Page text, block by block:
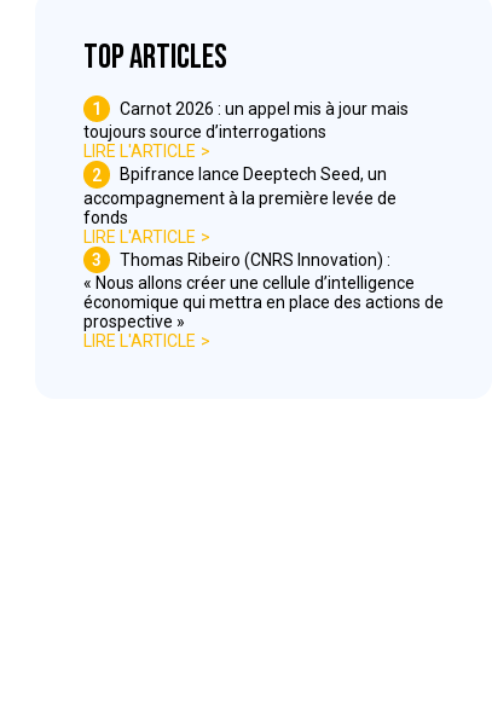
Top articles
1
Carnot 2026 : un appel mis à jour mais
toujours source d’interrogations
LIRE L'ARTICLE
2
Bpifrance lance Deeptech Seed, un
accompagnement à la première levée de
fonds
LIRE L'ARTICLE
3
Thomas Ribeiro (CNRS Innovation) :
« Nous allons créer une cellule d’intelligence
économique qui mettra en place des actions de
prospective »
LIRE L'ARTICLE